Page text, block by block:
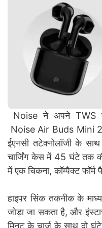
Noise ने अपने TWS
Noise Air Buds Mini 2
ईएनसी तटेक्नोलॉजी के
चार्जिंग केस में 45 घंटे तक
में एक चिकना, कॉम्पैक्ट फॉर्म
हाइपर सिंक तकनीक के
जोड़ा जा सकता है, और
मिनट के चार्ज के साथ दो